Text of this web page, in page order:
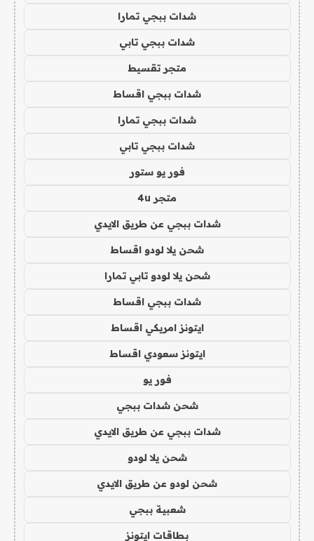
شدات ببجي تمارا
شدات ببجي تابي
متجر تقسيط
شدات ببجي اقساط
شدات ببجي تمارا
شدات ببجي تابي
فور يو ستور
متجر 4u
شدات ببجي عن طريق الايدي
شحن يلا لودو اقساط
شحن يلا لودو تابي تمارا
شدات ببجي اقساط
ايتونز امريكي اقساط
ايتونز سعودي اقساط
فور يو
شحن شدات ببجي
شدات ببجي عن طريق الايدي
شحن يلا لودو
شحن لودو عن طريق الايدي
شعبية ببجي
بطاقات ايتونز